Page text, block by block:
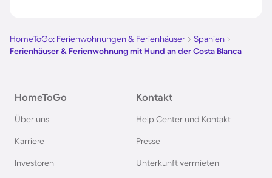
Ferienhäuser & Ferienwohnung mit Hund auf
Bodensee
HomeToGo: Ferienwohnungen & Ferienhäuser
Spanien
Ferienhäuser & Ferienwohnung mit Hund an der Costa Blanca
HomeToGo
Über uns
Karriere
Investoren
Kontakt
Help Center und Kontakt
Presse
Unterkunft vermieten